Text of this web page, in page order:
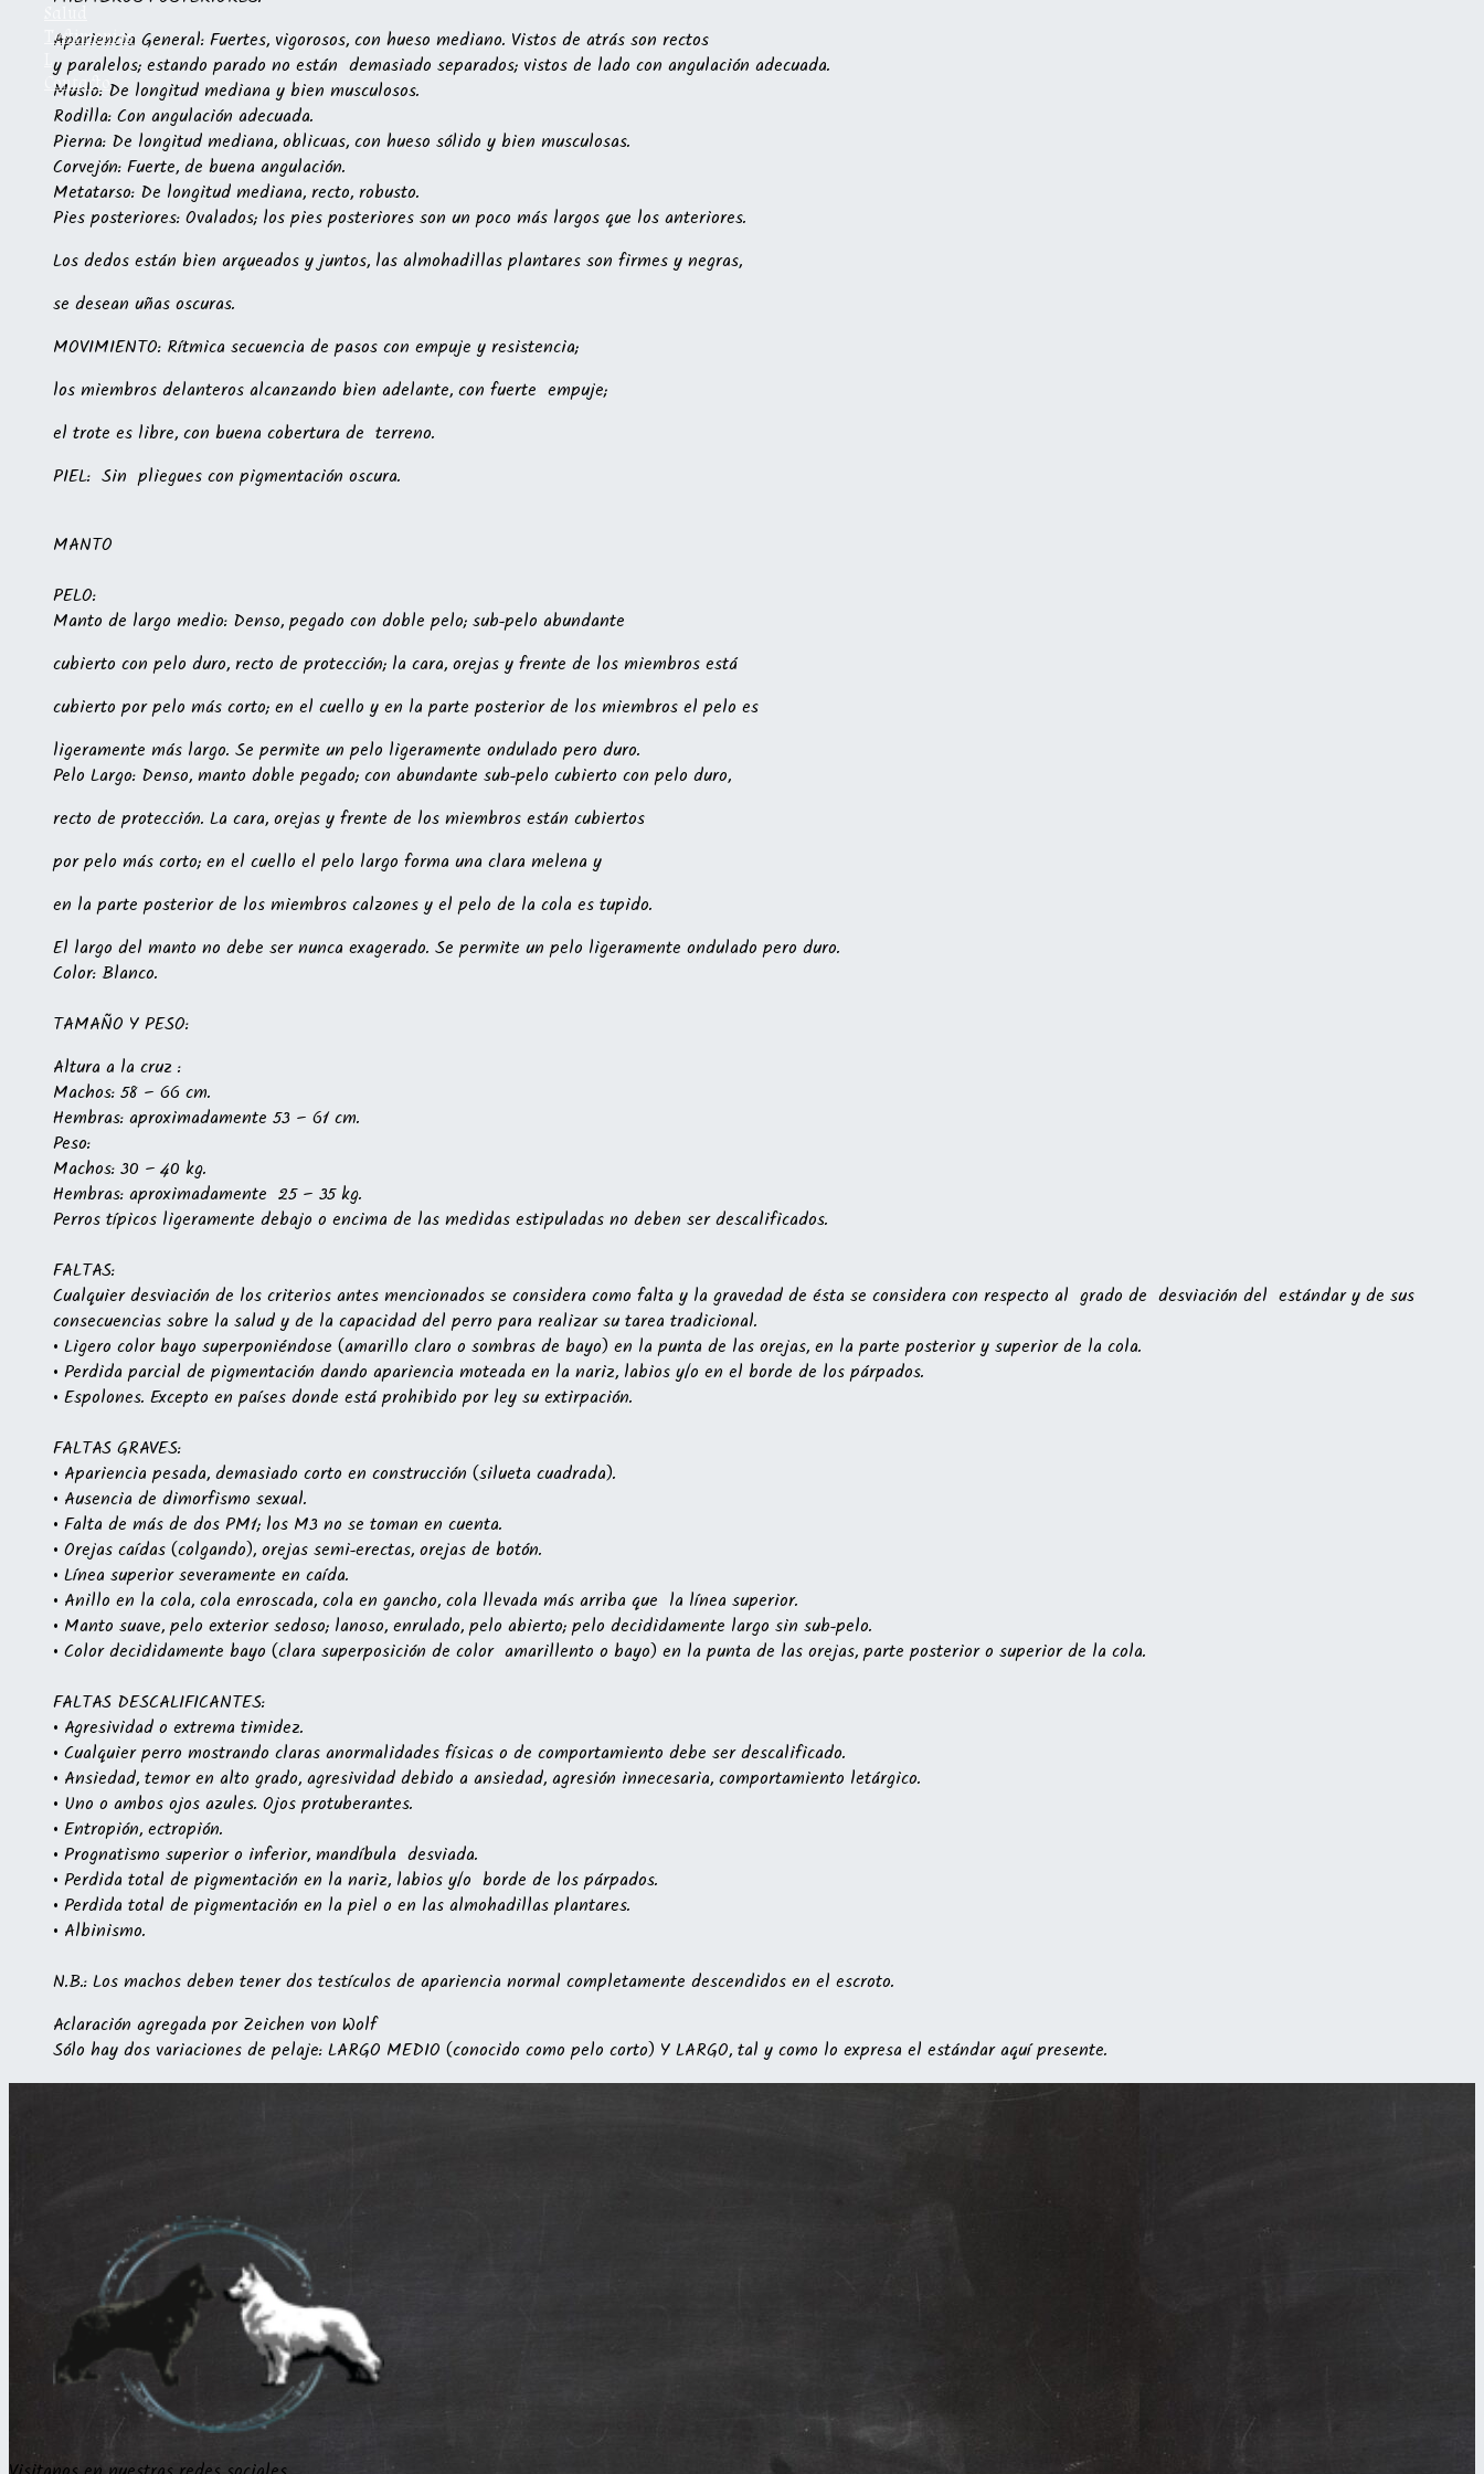
Testimonios
Contacto
Apariencia General: Fuertes, vigorosos, con hueso mediano. Vistos de atrás son rectos
y paralelos; estando parado no están demasiado separados; vistos de lado con angulación adecuada.
Muslo: De longitud mediana y bien musculosos.
Rodilla: Con angulación adecuada.
Pierna: De longitud mediana, oblicuas, con hueso sólido y bien musculosas.
Corvejón: Fuerte, de buena angulación.
Metatarso: De longitud mediana, recto, robusto.
Pies posteriores: Ovalados; los pies posteriores son un poco más largos que los anteriores.
Los dedos están bien arqueados y juntos, las almohadillas plantares son firmes y negras,
se desean uñas oscuras.
MOVIMIENTO: Rítmica secuencia de pasos con empuje y resistencia;
los miembros delanteros alcanzando bien adelante, con fuerte empuje;
el trote es libre, con buena cobertura de terreno.
PIEL: Sin pliegues con pigmentación oscura.
MANTO
PELO:
Manto de largo medio: Denso, pegado con doble pelo; sub-pelo abundante
cubierto con pelo duro, recto de protección; la cara, orejas y frente de los miembros está
cubierto por pelo más corto; en el cuello y en la parte posterior de los miembros el pelo es
ligeramente más largo. Se permite un pelo ligeramente ondulado pero duro.
Pelo Largo: Denso, manto doble pegado; con abundante sub-pelo cubierto con pelo duro,
recto de protección. La cara, orejas y frente de los miembros están cubiertos
por pelo más corto; en el cuello el pelo largo forma una clara melena y
en la parte posterior de los miembros calzones y el pelo de la cola es tupido.
El largo del manto no debe ser nunca exagerado. Se permite un pelo ligeramente ondulado pero duro.
Color: Blanco.
TAMAÑO Y PESO:
Altura a la cruz :
Machos: 58 – 66 cm.
Hembras: aproximadamente 53 – 61 cm.
Peso:
Machos: 30 – 40 kg.
Hembras: aproximadamente 25 – 35 kg.
Perros típicos ligeramente debajo o encima de las medidas estipuladas no deben ser descalificados.
FALTAS:
Cualquier desviación de los criterios antes mencionados se considera como falta y la gravedad de ésta se considera con respecto al grado de desviación del estándar y de sus
consecuencias sobre la salud y de la capacidad del perro para realizar su tarea tradicional.
• Ligero color bayo superponiéndose (amarillo claro o sombras de bayo) en la punta de las orejas, en la parte posterior y superior de la cola.
• Perdida parcial de pigmentación dando apariencia moteada en la nariz, labios y/o en el borde de los párpados.
• Espolones. Excepto en países donde está prohibido por ley su extirpación.
FALTAS GRAVES:
• Apariencia pesada, demasiado corto en construcción (silueta cuadrada).
• Ausencia de dimorfismo sexual.
• Falta de más de dos PM1; los M3 no se toman en cuenta.
• Orejas caídas (colgando), orejas semi-erectas, orejas de botón.
• Línea superior severamente en caída.
• Anillo en la cola, cola enroscada, cola en gancho, cola llevada más arriba que la línea superior.
• Manto suave, pelo exterior sedoso; lanoso, enrulado, pelo abierto; pelo decididamente largo sin sub-pelo.
• Color decididamente bayo (clara superposición de color amarillento o bayo) en la punta de las orejas, parte posterior o superior de la cola.
FALTAS DESCALIFICANTES:
• Agresividad o extrema timidez.
• Cualquier perro mostrando claras anormalidades físicas o de comportamiento debe ser descalificado.
• Ansiedad, temor en alto grado, agresividad debido a ansiedad, agresión innecesaria, comportamiento letárgico.
• Uno o ambos ojos azules. Ojos protuberantes.
• Entropión, ectropión.
• Prognatismo superior o inferior, mandíbula desviada.
• Perdida total de pigmentación en la nariz, labios y/o borde de los párpados.
• Perdida total de pigmentación en la piel o en las almohadillas plantares.
• Albinismo.
N.B.: Los machos deben tener dos testículos de apariencia normal completamente descendidos en el escroto.
Aclaración agregada por Zeichen von Wolf
Sólo hay dos variaciones de pelaje: LARGO MEDIO (conocido como pelo corto) Y LARGO, tal y como lo expresa el estándar aquí presente.